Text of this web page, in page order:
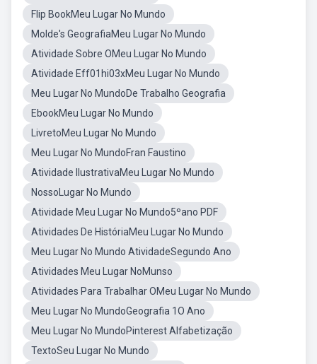
Flip BookMeu Lugar No Mundo
Molde's GeografiaMeu Lugar No Mundo
Atividade Sobre OMeu Lugar No Mundo
Atividade Eff01hi03xMeu Lugar No Mundo
Meu Lugar No MundoDe Trabalho Geografia
EbookMeu Lugar No Mundo
LivretoMeu Lugar No Mundo
Meu Lugar No MundoFran Faustino
Atividade IlustrativaMeu Lugar No Mundo
NossoLugar No Mundo
Atividade Meu Lugar No Mundo5ºano PDF
Atividades De HistóriaMeu Lugar No Mundo
Meu Lugar No Mundo AtividadeSegundo Ano
Atividades Meu Lugar NoMunso
Atividades Para Trabalhar OMeu Lugar No Mundo
Meu Lugar No MundoGeografia 1O Ano
Meu Lugar No MundoPinterest Alfabetização
TextoSeu Lugar No Mundo